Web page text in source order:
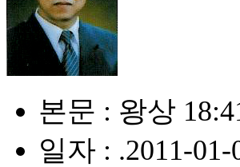
본문 : 왕상
일자 : .2011-01-